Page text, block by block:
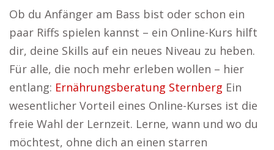
Ob du Anfänger am Bass bist oder schon ein
paar Riffs spielen kannst – ein Online-Kurs hilft
dir, deine Skills auf ein neues Niveau zu heben.
Für alle, die noch mehr erleben wollen – hier
entlang: Ernährungsberatung Sternberg Ein
wesentlicher Vorteil eines Online-Kurses ist die
freie Wahl der Lernzeit. Lerne, wann und wo du
möchtest, ohne dich an einen starren